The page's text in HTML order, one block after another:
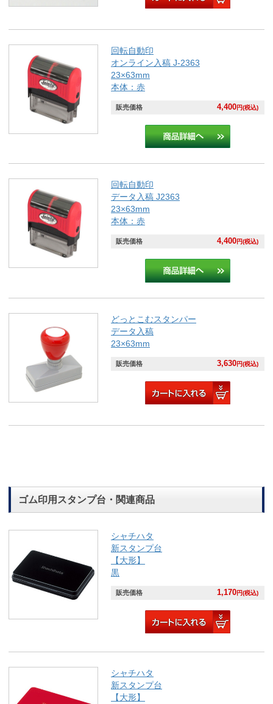
回転自動印
オンライン入稿 J-2363
23×63mm
本体：赤
販売価格 4,400円(税込)
回転自動印
データ入稿 J2363
23×63mm
本体：赤
販売価格 4,400円(税込)
どっとこむスタンパー
データ入稿
23×63mm
販売価格 3,630円(税込)
ゴム印用スタンプ台・関連商品
シャチハタ
新スタンプ台
【大形】
黒
販売価格 1,170円(税込)
シャチハタ
新スタンプ台
【大形】